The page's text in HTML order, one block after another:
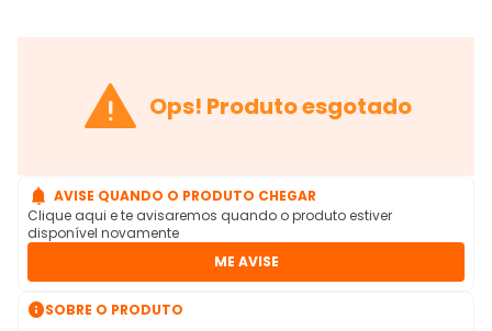
 Ops! Produto esgotado
 AVISE QUANDO O PRODUTO CHEGAR
Clique aqui e te avisaremos quando o produto estiver
disponível novamente
ME AVISE
SOBRE O PRODUTO